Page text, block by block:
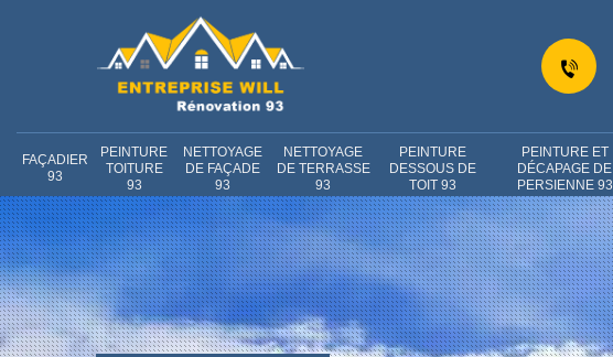
FAÇADIER
93
PEINTURE
TOITURE
93
NETTOYAGE
DE FAÇADE
93
NETTOYAGE
DE TERRASSE
93
PEINTURE
DESSOUS DE
TOIT 93
PEINTURE ET
DÉCAPAGE DE
PERSIENNE 93